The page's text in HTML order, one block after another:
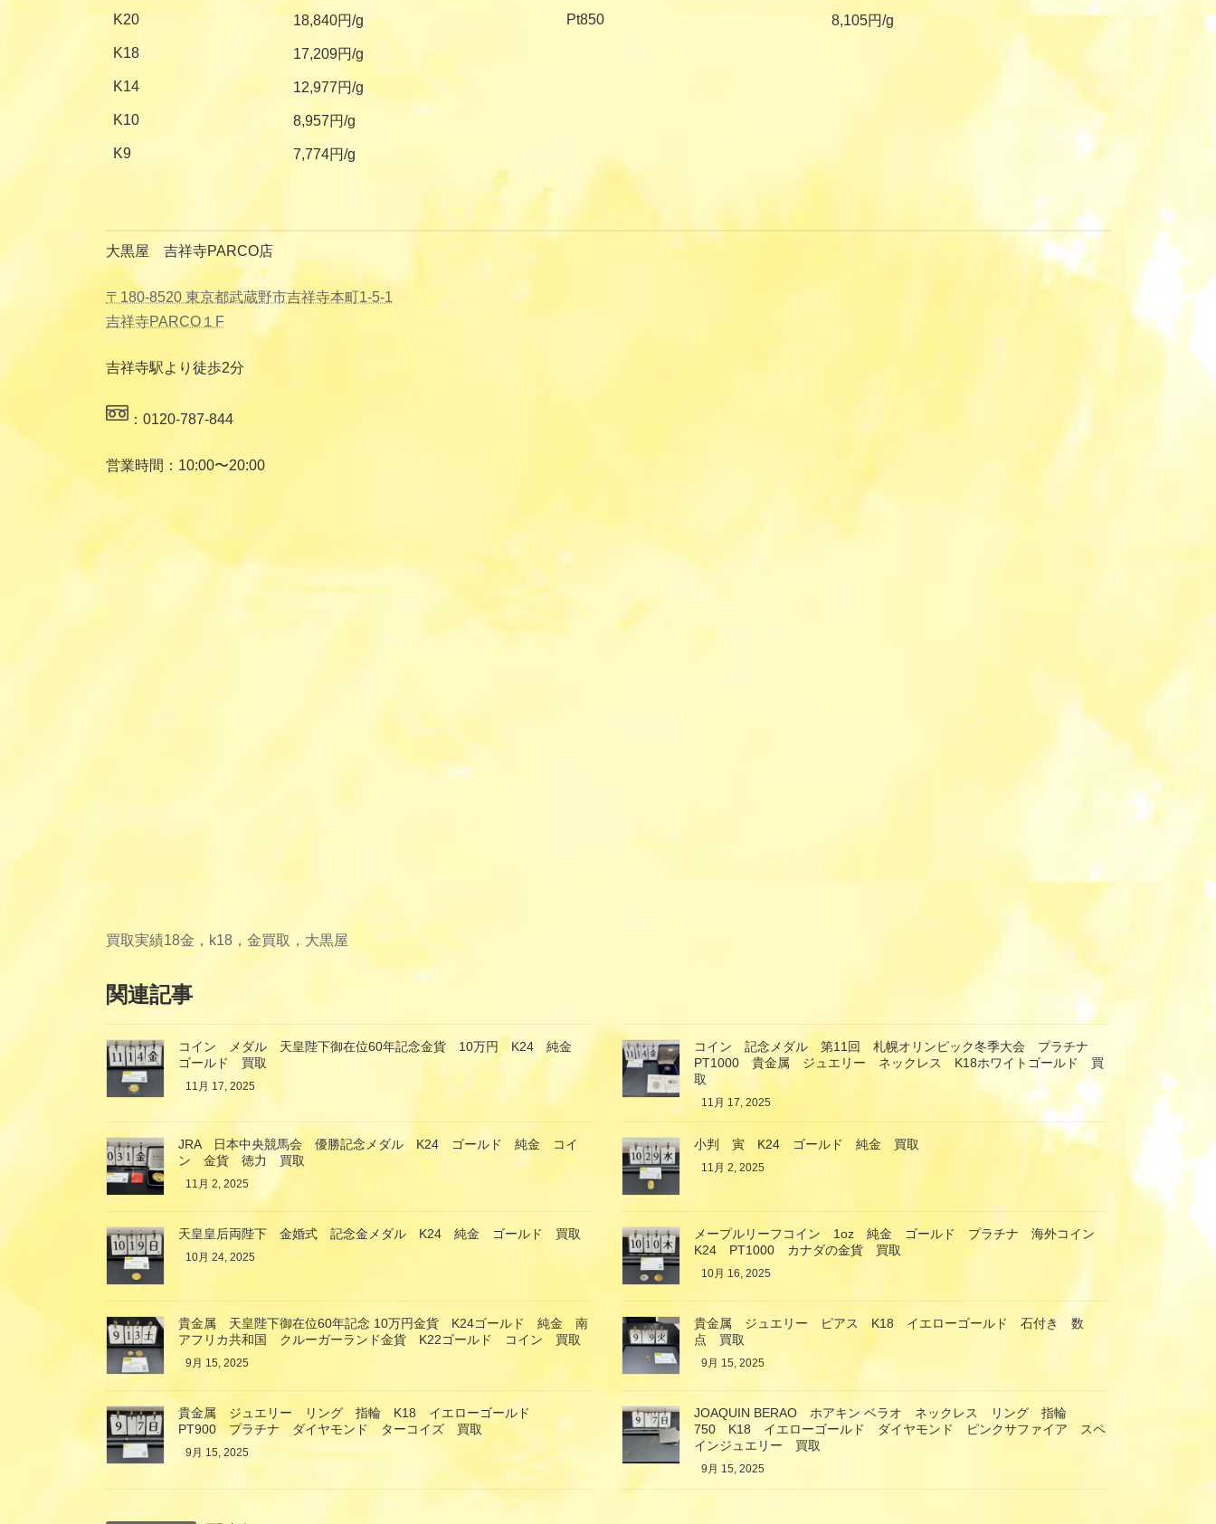
K20 18,840円/g Pt850 8,105円/g
K18 17,209円/g
K14 12,977円/g
K10 8,957円/g
K9 7,774円/g
大黒屋 吉祥寺PARCO店
〒180-8520 東京都武蔵野市吉祥寺本町1-5-1
吉祥寺PARCO１F
吉祥寺駅より徒歩2分
：0120-787-844
営業時間：10:00〜20:00
買取実績18金，k18，金買取，大黒屋
関連記事
コイン メダル 天皇陛下御在位60年記念金貨 10万円 K24 純金
ゴールド 買取
11月 17, 2025
コイン 記念メダル 第11回 札幌オリンピック冬季大会 プラチナ
PT1000 貴金属 ジュエリー ネックレス K18ホワイトゴールド 買
取
11月 17, 2025
JRA 日本中央競馬会 優勝記念メダル K24 ゴールド 純金 コイ
ン 金貨 徳力 買取
11月 2, 2025
小判 寅 K24 ゴールド 純金 買取
11月 2, 2025
天皇皇后両陛下 金婚式 記念金メダル K24 純金 ゴールド 買取
10月 24, 2025
メープルリーフコイン 1oz 純金 ゴールド プラチナ 海外コイン
K24 PT1000 カナダの金貨 買取
10月 16, 2025
貴金属 天皇陛下御在位60年記念 10万円金貨 K24ゴールド 純金 南
アフリカ共和国 クルーガーランド金貨 K22ゴールド コイン 買取
9月 15, 2025
貴金属 ジュエリー ピアス K18 イエローゴールド 石付き 数
点 買取
9月 15, 2025
貴金属 ジュエリー リング 指輪 K18 イエローゴールド
PT900 プラチナ ダイヤモンド ターコイズ 買取
9月 15, 2025
JOAQUIN BERAO ホアキン ベラオ ネックレス リング 指輪
750 K18 イエローゴールド ダイヤモンド ピンクサファイア スペ
インジュエリー 買取
9月 15, 2025